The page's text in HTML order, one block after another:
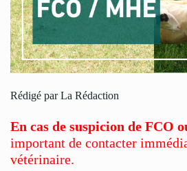
Rédigé par La Rédaction
En cas de suspicion de FCO
important de contacter
vétérinaire.